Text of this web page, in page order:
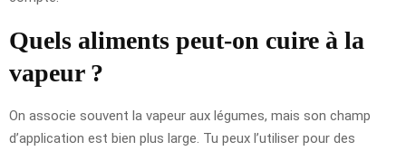
Quels aliments peut-on cuire à la
vapeur ?
On associe souvent la vapeur aux légumes, mais son champ
d’application est bien plus large. Tu peux l’utiliser pour des